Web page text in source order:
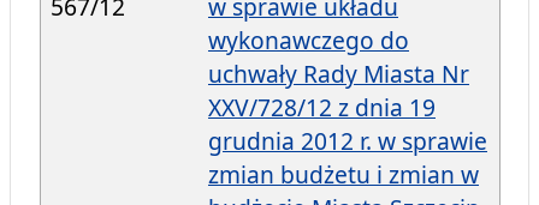
567/12
w sprawie układu
wykonawczego do
uchwały Rady Miasta Nr
XXV/728/12 z dnia 19
grudnia 2012 r. w sprawie
zmian budżetu i zmian w